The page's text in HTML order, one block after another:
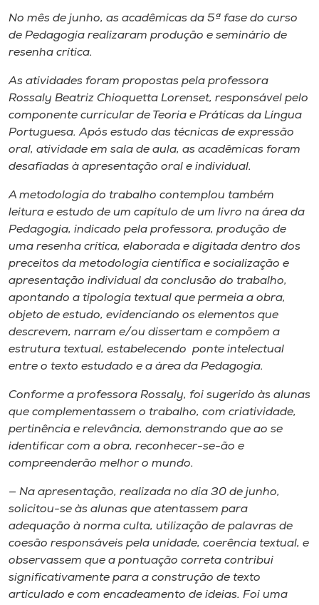
Museu
Unoesc
Store
Selecione
o idioma
A+
A-
No mês de junho, as acadêmicas da 5ª fase do curso
de Pedagogia realizaram produção e seminário de
resenha crítica.
As atividades foram propostas pela professora
Rossaly Beatriz Chioquetta Lorenset, responsável pelo
componente curricular de Teoria e Práticas da Língua
Portuguesa. Após estudo das técnicas de expressão
oral, atividade em sala de aula, as acadêmicas foram
desafiadas à apresentação oral e individual.
A metodologia do trabalho contemplou também
leitura e estudo de um capítulo de um livro na área da
Pedagogia, indicado pela professora, produção de
uma resenha crítica, elaborada e digitada dentro dos
preceitos da metodologia científica e socialização e
apresentação individual da conclusão do trabalho,
apontando a tipologia textual que permeia a obra,
objeto de estudo, evidenciando os elementos que
descrevem, narram e/ou dissertam e compõem a
estrutura textual, estabelecendo ponte intelectual
entre o texto estudado e a área da Pedagogia.
Conforme a professora Rossaly, foi sugerido às alunas
que complementassem o trabalho, com criatividade,
pertinência e relevância, demonstrando que ao se
identificar com a obra, reconhecer-se-ão e
compreenderão melhor o mundo.
— Na apresentação, realizada no dia 30 de junho,
solicitou-se às alunas que atentassem para
adequação à norma culta, utilização de palavras de
coesão responsáveis pela unidade, coerência textual, e
observassem que a pontuação correta contribui
significativamente para a construção de texto
articulado e com encadeamento de ideias. Foi uma